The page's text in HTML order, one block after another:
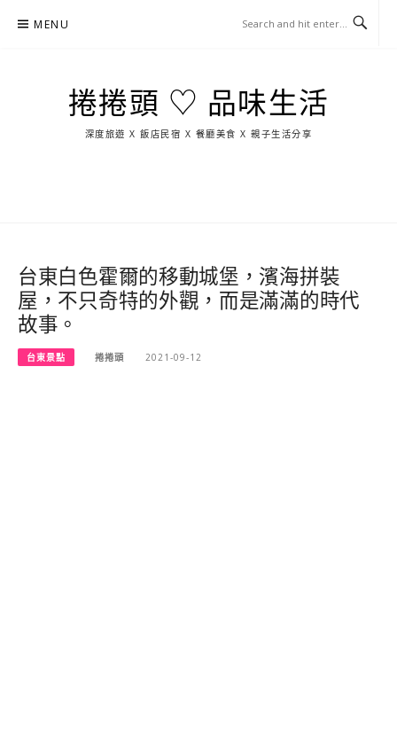
MENU
捲捲頭 ♡ 品味生活
深度旅遊 X 飯店民宿 X 餐廳美食 X 親子生活分享
台東白色霍爾的移動城堡，濱海拼裝
屋，不只奇特的外觀，而是滿滿的時代
故事。
台東景點 捲捲頭 2021-09-12